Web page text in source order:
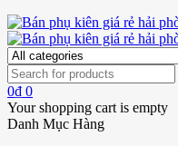
0₫ 0
Your shopping cart is empty
Danh Mục Hàng